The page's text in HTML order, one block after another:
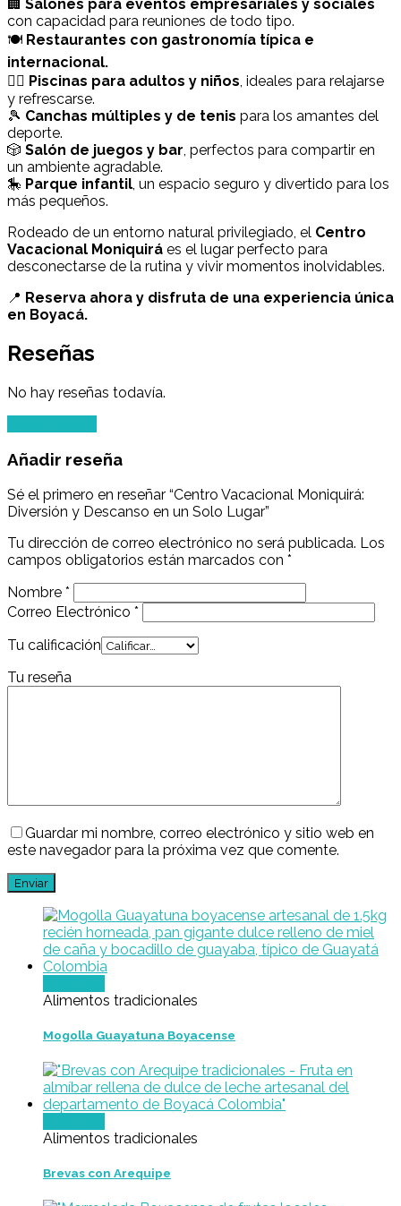
🏢 Salones para eventos empresariales y sociales
con capacidad para reuniones de todo tipo.
🍽️ Restaurantes con gastronomía típica e
internacional.
🏊‍♂️ Piscinas para adultos y niños , ideales para relajarse
y refrescarse.
🎾 Canchas múltiples y de tenis para los amantes del
deporte.
🎲 Salón de juegos y bar , perfectos para compartir en
un ambiente agradable.
🎠 Parque infantil , un espacio seguro y divertido para los
más pequeños.
Rodeado de un entorno natural privilegiado, el Centro
Vacacional Moniquirá es el lugar perfecto para
desconectarse de la rutina y vivir momentos inolvidables.
📍 Reserva ahora y disfruta de una experiencia única
en Boyacá.
Reseñas
No hay reseñas todavía.
Añadir reseña
Sé el primero en reseñar “Centro Vacacional Moniquirá:
Diversión y Descanso en un Solo Lugar”
Tu dirección de correo electrónico no será publicada. Los
campos obligatorios están marcados con *
Nombre *
Correo Electrónico *
Tu calificación
Tu reseña
Guardar mi nombre, correo electrónico y sitio web en
este navegador para la próxima vez que comente.
Alimentos tradicionales
Mogolla Guayatuna Boyacense
Alimentos tradicionales
Brevas con Arequipe